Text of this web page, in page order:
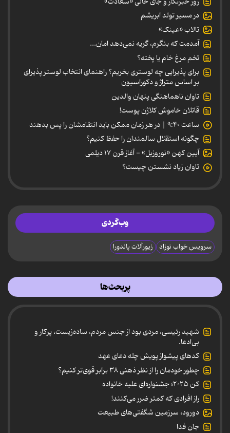
در مسیر تولد ابریشم
تالاب «عینک»
آمدمت که بنگرم، گریه نمی‌دهد امان...
تخم مرغ خام یا پخته؟
برای پذیرایی چه لوستری بخریم؟ راهنمای انتخاب لوستر پذیرای
بر اساس متراژ و دکوراسیون
تاوان ناهماهنگی پنهان والدین
قاتلان خاموش کلاژن پوست!
ساعت ۹:۴۰ | در هر زمان ممکن باید انتقامشان را پس بدهند
چگونه استقلال سالمندان را حفظ کنیم؟
آیین کهن «نوروزبل» - آغاز قرن ۱۷ دیلمی
تاوان زیاد نشستن چیست؟
وب‌گردی
سرویس خواب نوزاد زیورآلات پاندورا
پربحث‌ها
شهید رئیسی، مردی بود از جنس مردم، ساده‌زیست، پرکار و
بی‌ادعا.
کدهای پیشواز پویش چله دعای عهد
چطور خودمان را از نظر ذهنی ۳۸ برابر قوی‌تر کنیم؟
کن ۲۰۲۵؛ جشنواره‌ای علیه خانواده
راز افرادی که کمتر ضرر می‌کنند!
دورود، سرزمین شگفتی‌های طبیعت
جان فدا